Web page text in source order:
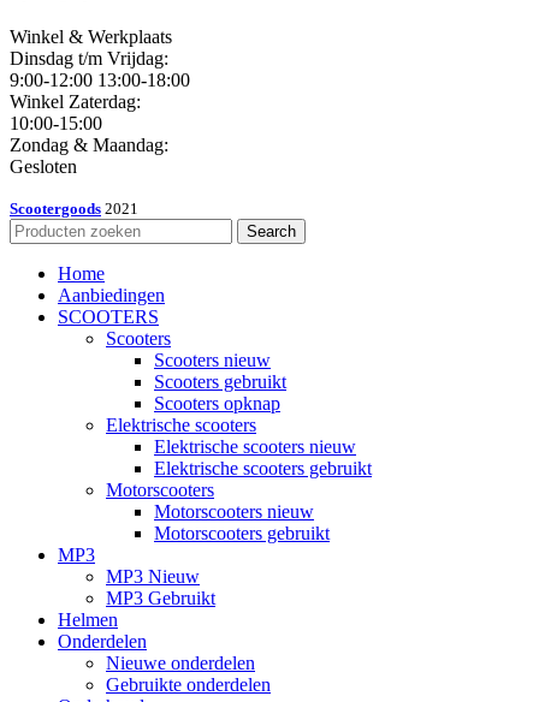
Winkel & Werkplaats
Dinsdag t/m Vrijdag:
9:00-12:00 13:00-18:00
Winkel Zaterdag:
10:00-15:00
Zondag & Maandag:
Gesloten
Scootergoods 2021
Search
Home
Aanbiedingen
SCOOTERS
Scooters
Scooters nieuw
Scooters gebruikt
Scooters opknap
Elektrische scooters
Elektrische scooters nieuw
Elektrische scooters gebruikt
Motorscooters
Motorscooters nieuw
Motorscooters gebruikt
MP3
MP3 Nieuw
MP3 Gebruikt
Helmen
Onderdelen
Nieuwe onderdelen
Gebruikte onderdelen